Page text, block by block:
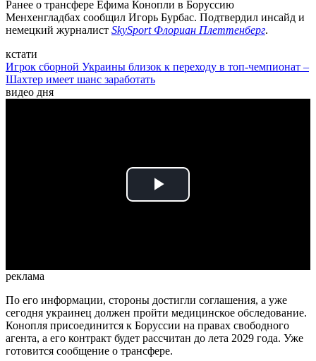
Ранее о трансфере Ефима Конопли в Боруссию
Менхенгладбах сообщил Игорь Бурбас. Подтвердил инсайд и
немецкий журналист SkySport Флориан Плеттенберг.
кстати
Игрок сборной Украины близок к переходу в топ-чемпионат –
Шахтер имеет шанс заработать
видео дня
Play
реклама
По его информации, стороны достигли соглашения, а уже
сегодня украинец должен пройти медицинское обследование.
Конопля присоединится к Боруссии на правах свободного
агента, а его контракт будет рассчитан до лета 2029 года. Уже
готовится сообщение о трансфере.